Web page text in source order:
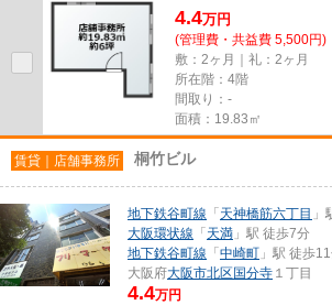
4.4万円
(管理費・共益費 5,500円)
敷：2ヶ月｜礼：2ヶ月
所在階：4階
間取り：-
面積：19.83㎡
賃貸｜店舗事務所 桐竹ビル
地下鉄谷町線 「 天神橋筋六丁目 」
大阪環状線 「 天満 」駅 徒歩7分
地下鉄谷町線 「 中崎町 」駅 徒歩
大阪府大阪市北区 国分寺 １丁目
4.4万円